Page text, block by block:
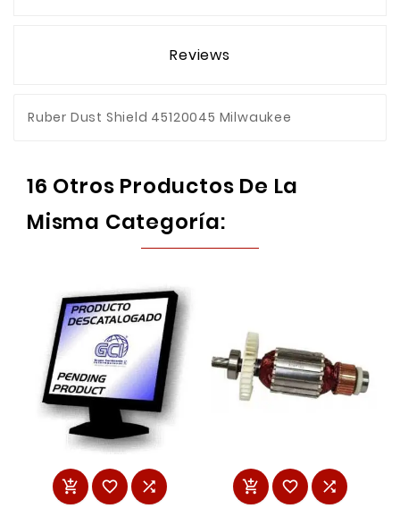
Reviews
Ruber Dust Shield 45120045 Milwaukee
16 Otros Productos De La
Misma Categoría:
     